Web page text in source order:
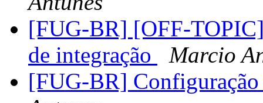
[FUG-BR] [OFF-
de integração
Marcio
[FUG-BR]